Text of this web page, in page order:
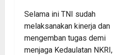
Selama ini TNI sudah
melaksanakan kinerja dan
mengemban tugas demi
menjaga Kedaulatan NKRI,